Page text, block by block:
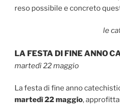
reso possibile e concreto
le
LA FESTA DI FINE ANNO
martedì22 maggio
La festa di fine anno
martedì22 maggio,